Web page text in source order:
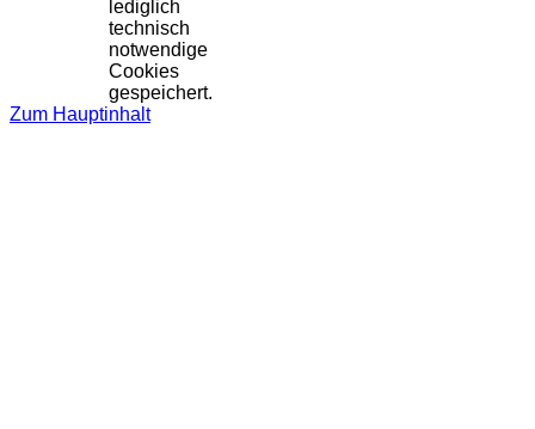
lediglich
technisch
notwendige
Cookies
gespeichert.
Zum Hauptinhalt